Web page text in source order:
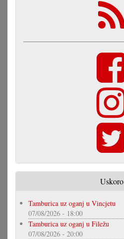
Uskoro
Tamburica uz oganj u Vincjetu
07/08/2026 - 18:00
Tamburica uz oganj u Filežu
07/08/2026 - 20:00